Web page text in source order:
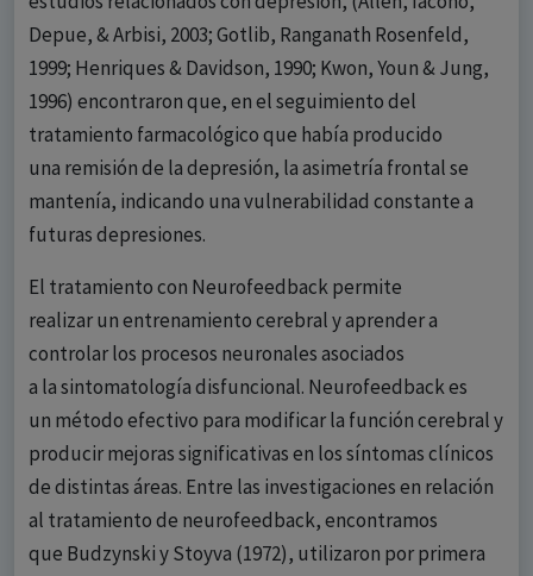
Depue, & Arbisi, 2003; Gotlib, Ranganath Rosenfeld,
1999; Henriques & Davidson, 1990; Kwon, Youn & Jung,
1996) encontraron que, en el seguimiento del
tratamiento farmacológico que había producido
una remisión de la depresión, la asimetría frontal se
mantenía, indicando una vulnerabilidad constante a
futuras depresiones.
El tratamiento con Neurofeedback permite
realizar un entrenamiento cerebral y aprender a
controlar los procesos neuronales asociados
a la sintomatología disfuncional. Neurofeedback es
un método efectivo para modificar la función cerebral y
producir mejoras significativas en los síntomas clínicos
de distintas áreas. Entre las investigaciones en relación
al tratamiento de neurofeedback, encontramos
que Budzynski y Stoyva (1972), utilizaron por primera